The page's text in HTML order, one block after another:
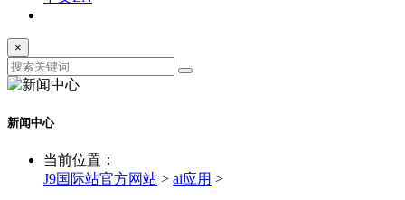
×
新闻中心
当前位置：
J9国际站官方网站 > ai应用 >